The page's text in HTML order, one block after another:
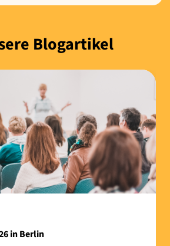
Blogartikel
in Berlin